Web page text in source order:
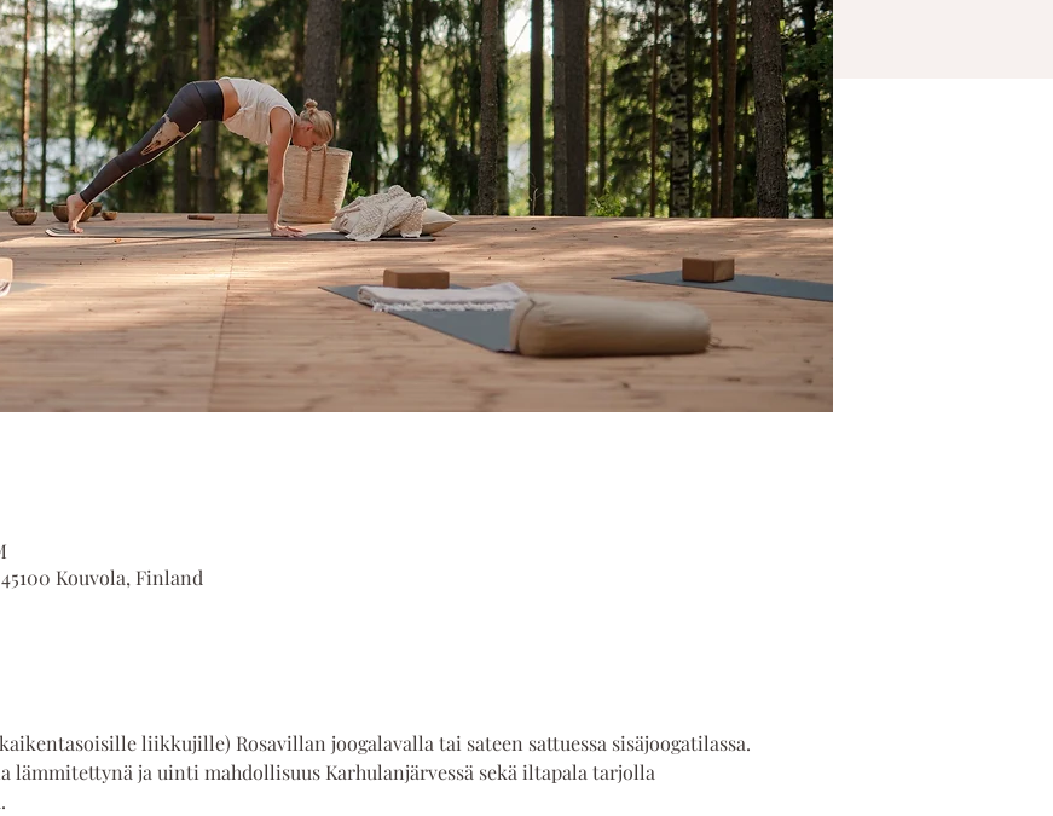
Kouvola, Finland
liikkujille) Rosavillan joogalavalla tai sateen sattuessa sisäjoogatilassa.
lämmitettynä ja uinti mahdollisuus Karhulanjärvessä sekä iltapala tarjolla